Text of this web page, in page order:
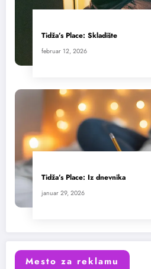
Tidža’s Place: Skladište
februar 12, 2026
Tidža’s Place: Iz dnevnika
januar 29, 2026
Mesto za reklamu